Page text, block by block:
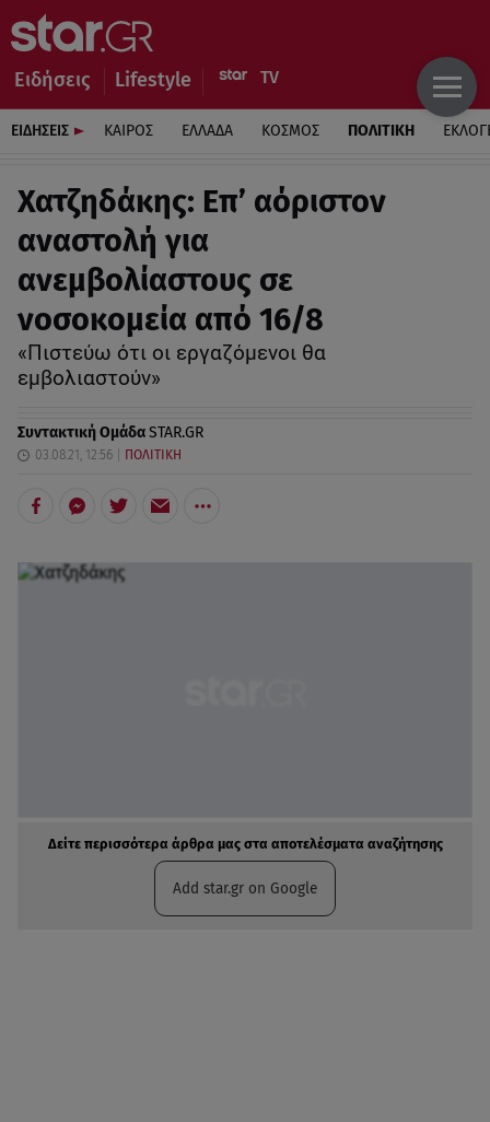
Ειδήσεις Lifestyle
ΕΙΔΗΣΕΙΣ ΚΑΙΡΟΣ ΕΛΛΑΔΑ ΚΟΣΜΟΣ ΠΟΛΙΤΙΚΗ
Χατζηδάκης: Επ’ αόριστον
αναστολή για
ανεμβολίαστους σε
νοσοκομεία από 16/8
«Πιστεύω ότι οι εργαζόμενοι θα
εμβολιαστούν»
Συντακτική ΟμάδαSTAR.GR
03.08.21, 12:56 ΠΟΛΙΤΙΚΗ
Δείτε περισσότερα άρθρα μας στα αποτελέσματα αναζήτησης
Add star.gr on Google